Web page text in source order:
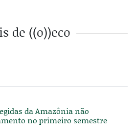
de ((o))eco
da Amazônia não
no primeiro semestre